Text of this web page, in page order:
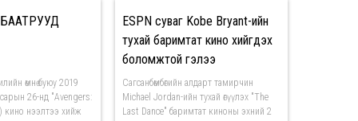
БААТРУУД
өмнө буюу 2019
сарын 26-нд "Avengers:
кино нээлтээ хийж
ESPN суваг Kobe Bryant-ийн
тухай баримтат кино хийгдэх
боломжтой гэлээ
Сагсанбөмбөгийн алдарт тамирчин
Michael Jordan-ийн тухай өгүүлэх "The
Last Dance" баримтат киноны эхний 2